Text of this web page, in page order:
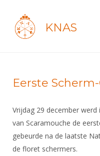
KNAS
Books
Polls
Beleid
Lidmaatschap
Tarieven
Breedtesport
Introductie
Topsport
Wat is topsport
Eerste
Vrijdag 29 december
van Scaramouche de
gebeurde na de laatste
de floret schermers.